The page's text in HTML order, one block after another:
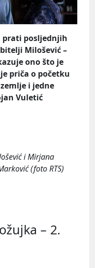
prati posljednjih
Milošević –
ono što je
priča o početku
i jedne
Vuletić
i Mirjana
(fotoRTS)
– 2.